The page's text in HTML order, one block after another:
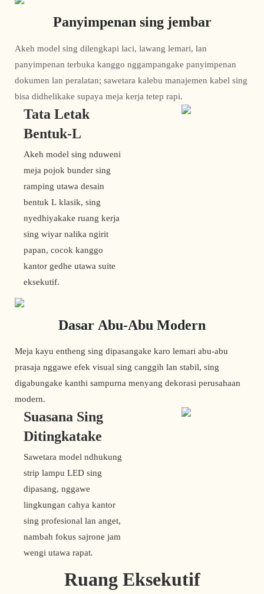
Panyimpenan sing jembar
Akeh model sing dilengkapi laci, lawang lemari, lan
panyimpenan terbuka kanggo nggampangake panyimpenan
dokumen lan peralatan; sawetara kalebu manajemen kabel sing
bisa didhelikake supaya meja kerja tetep rapi.
Tata Letak
Bentuk-L
Akeh model sing nduweni
meja pojok bunder sing
ramping utawa desain
bentuk L klasik, sing
nyedhiyakake ruang kerja
sing wiyar nalika ngirit
papan, cocok kanggo
kantor gedhe utawa suite
eksekutif.
Dasar Abu-Abu Modern
Meja kayu entheng sing dipasangake karo lemari abu-abu
prasaja nggawe efek visual sing canggih lan stabil, sing
digabungake kanthi sampurna menyang dekorasi perusahaan
modern.
Suasana Sing
Ditingkatake
Sawetara model ndhukung
strip lampu LED sing
dipasang, nggawe
lingkungan cahya kantor
sing profesional lan anget,
nambah fokus sajrone jam
wengi utawa rapat.
Ruang Eksekutif